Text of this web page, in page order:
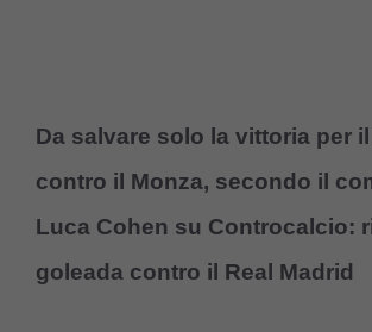
Da salvare solo la vittoria per
contro il Monza, secondo il
Luca Cohen su Controcalcio:
goleada contro il Real Madrid